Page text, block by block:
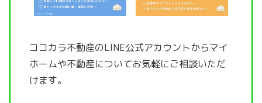
ココカラ不動産のLINE公式アカウントからマイ
ホームや不動産についてお気軽にご相談いただ
けます。